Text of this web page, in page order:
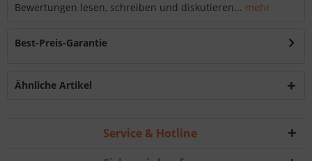
Bewertungen lesen, schreiben und diskutieren... mehr
Best-Preis-Garantie
Ähnliche Artikel
Service & Hotline